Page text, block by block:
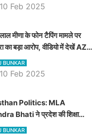
Feb 2025
मीणा के फोन टैपिंग मामले पर
का बड़ा आरोप, वीडियो में देखें AZ
BUNKAR
Feb 2025
Politics: MLA
Bhati ने प्रदेश की शिक्षा
पर उठाए सवाल, Madan
BUNKAR